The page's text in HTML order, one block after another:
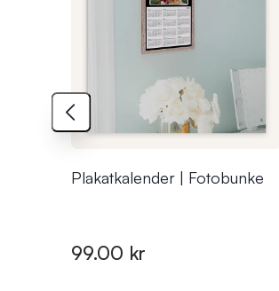
Plakatkalender | Fotobunke
99.00 kr